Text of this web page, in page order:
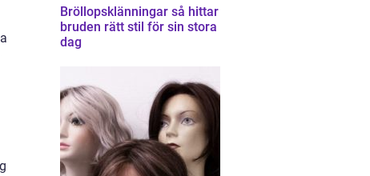
Bröllopsklänningar så hittar
bruden rätt stil för sin stora
dag